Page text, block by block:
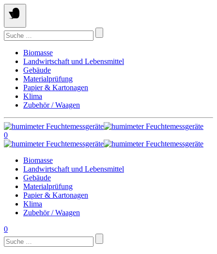
Springe
zum
Inhalt
Suchen
nach:
Biomasse
Landwirtschaft und Lebensmittel
Gebäude
Materialprüfung
Papier & Kartonagen
Klima
Zubehör / Waagen
0
Biomasse
Landwirtschaft und Lebensmittel
Gebäude
Materialprüfung
Papier & Kartonagen
Klima
Zubehör / Waagen
0
Suchen
nach: